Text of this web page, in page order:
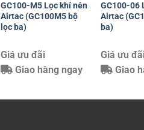
GC100-M5 Lọc khí nén
Airtac (GC100M5 bộ
lọc ba)
Giá ưu đãi
Giao hàng ngay
GC100-06
Airtac
ba)
Giá ưu
Giao